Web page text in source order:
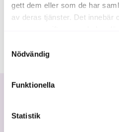
gett dem eller som de har
av deras tjänster. Det innebär
Om du klickar på avvisa
eller delning av information
förutom för kakor som är
ska fungera se mer under
Nödvändig
Funktionella
Statistik